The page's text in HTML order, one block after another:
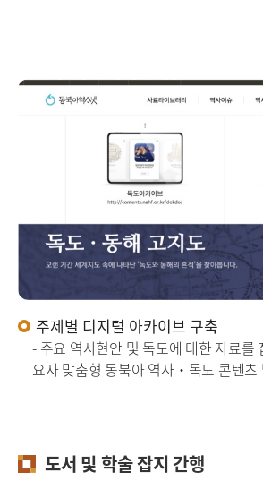
주제별 디지털 아카이브 구축
- 주요 역사현안 및 독도에 대한 자료
요자 맞춤형 동북아 역사·독도 콘텐츠
도서 및 학술 잡지 간행